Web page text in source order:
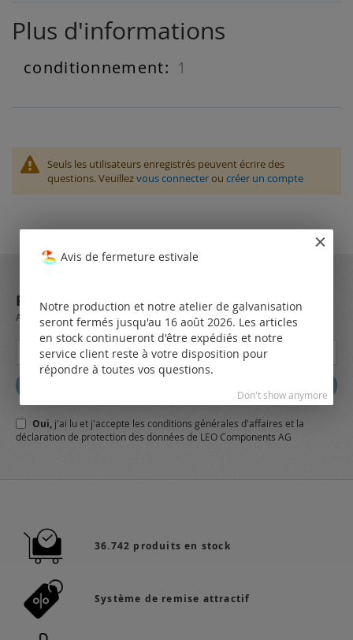
Plus d'informations
Plus
1
Seuls les utilisateurs enregistrés peuvent écrire des
questions. Veuillezvous connecterou créer un compte
REJOIGNEZ NOTRE NEWSLETTER
Always stay up to date and find out what's new from the very first hand.
Inscription
notre
lettre
d’information
:
Oui, j'ai lu et j'accepte les conditions générales d'affaires et la
déclaration de protection des données de LEO Components AG
36.742 produits en stock
Système de remise attractif
Avis de fermeture estivale
Notre production et notre atelier de galvanisation
seront fermés jusqu'au 16 août 2026. Les articles
en stock continueront d'être expédiés et notre
service client reste à votre disposition pour
répondre à toutes vos questions.
Don't show anymore